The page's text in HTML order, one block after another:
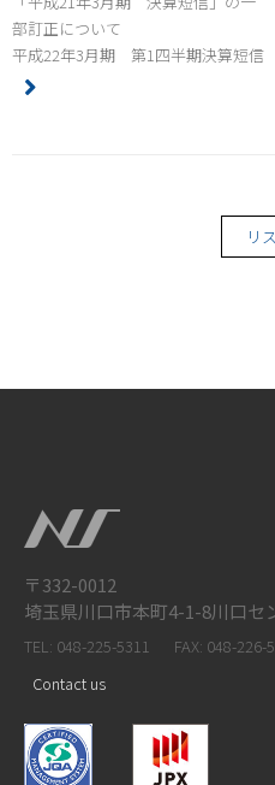
部訂正について
平成22年3月期 第1四半期決算短信
リ
〒332-0012
埼玉県川口市本町4-1-8川口セ
TEL: 048-225-5311
FAX: 048-226-
Contact us